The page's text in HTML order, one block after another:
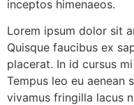
inceptos himenaeos.
Lorem ipsum dolor sit
Quisque faucibus ex
placerat. In id cursus
Tempus leo eu aenean
vivamus fringilla lacus